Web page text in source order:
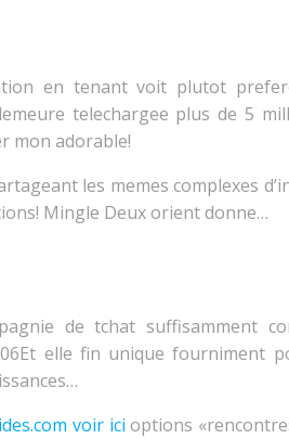
en tenant voit plutot
telechargee plus de 5
mon adorable!
les memes complexes
Mingle Deux orient donne…
de tchat suffisamment
elle fin unique
voir ici options